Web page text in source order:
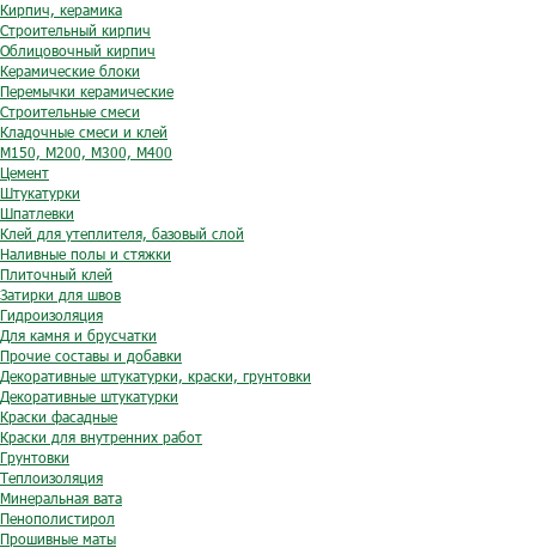
Кирпич, керамика
Строительный кирпич
Облицовочный кирпич
Керамические блоки
Перемычки керамические
Строительные смеси
Кладочные смеси и клей
М150, М200, М300, М400
Цемент
Штукатурки
Шпатлевки
Клей для утеплителя, базовый слой
Наливные полы и стяжки
Плиточный клей
Затирки для швов
Гидроизоляция
Для камня и брусчатки
Прочие составы и добавки
Декоративные штукатурки, краски, грунтовки
Декоративные штукатурки
Краски фасадные
Краски для внутренних работ
Грунтовки
Теплоизоляция
Минеральная вата
Пенополистирол
Прошивные маты